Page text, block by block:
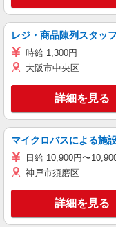
レジ・商品陳列スタッフ
時給 1,300円
大阪市中央区
詳細を見る
マイクロバスによる施
日給 10,900円〜
神戸市須磨区
詳細を見る